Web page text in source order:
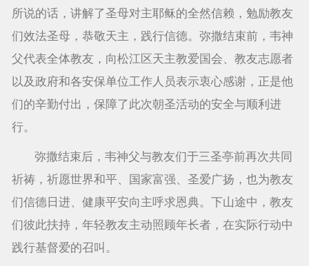
所说的话，讲解了圣母对主耶稣的全然信赖，勉励教友
们效法圣母，恭敬天主，践行信德。弥撒结束前，韦神
父代表全体教友，向松江区天主教爱国会、 教友志愿者
以及政府和各安保单位工作人员表示衷心感谢，正是他
们的辛勤付出，保障了此次朝圣活动的安全与顺利进
行。
弥撒结束后，韦神父与教友们于三圣亭前再次共同
祈祷，祈愿世界和平、国家富强、圣爱广扬，也为教友
们信德日进、健康平安向主呼求恩典。下山途中，教友
们彼此扶持，年轻教友主动照顾年长者，在实际行动中
践行基督爱的召叫。